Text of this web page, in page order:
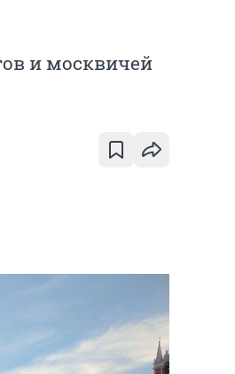
и москвичей